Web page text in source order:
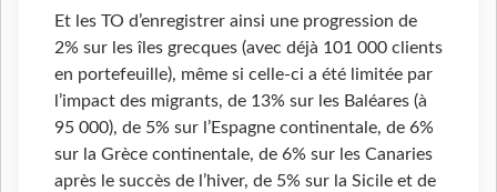
Et les TO d’enregistrer ainsi une progression de
2% sur les îles grecques (avec déjà 101 000 clients
en portefeuille), même si celle-ci a été limitée par
l’impact des migrants, de 13% sur les Baléares (à
95 000), de 5% sur l’Espagne continentale, de 6%
sur la Grèce continentale, de 6% sur les Canaries
après le succès de l’hiver, de 5% sur la Sicile et de